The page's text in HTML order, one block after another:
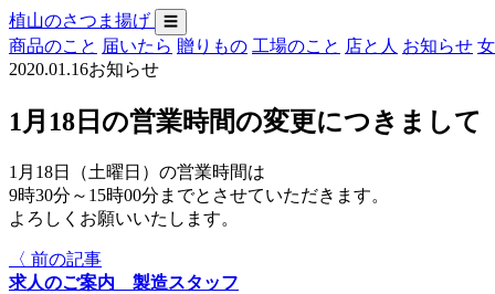
植山のさつま揚げ ☰
商品のこと 届いたら 贈りもの 工場のこと 店と人 お知らせ
2020.01.16お知らせ
1月18日の営業時間の変更につきまして
1月18日（土曜日）の営業時間は
9時30分～15時00分までとさせていただきます。
よろしくお願いいたします。
〈 前の記事
求人のご案内 製造スタッフ